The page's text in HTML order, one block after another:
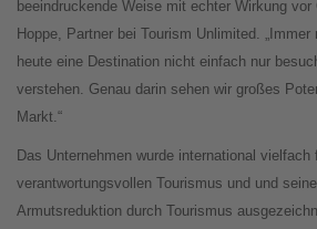
beeindruckende Weise mit echter Wirkung vor
Hoppe, Partner bei Tourism Unlimited.
heute eine Destination nicht einfach nur
verstehen. Genau darin sehen wir großes
Markt.“
Das Unternehmen wurde international
verantwortungsvollen Tourismus und und
Armutsreduktion durch Tourismus